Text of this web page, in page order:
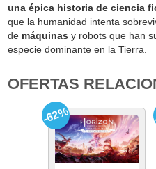
una épica historia de ciencia
que la humanidad intenta
de máquinas y robots que han
especie dominante en la Tierra.
OFERTAS
-62%